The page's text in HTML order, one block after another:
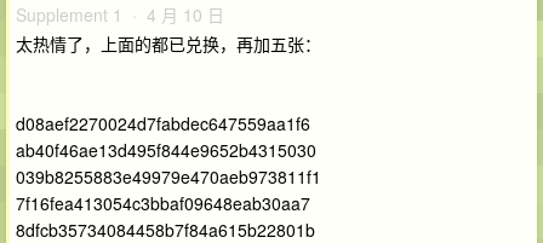
Supplement 1 · 4 月 10 日
太热情了，上面的都已兑换，再加五张：
d08aef2270024d7fabdec647559aa1f6
ab40f46ae13d495f844e9652b4315030
039b8255883e49979e470aeb973811f1
7f16fea413054c3bbaf09648eab30aa7
8dfcb35734084458b7f84a615b22801b